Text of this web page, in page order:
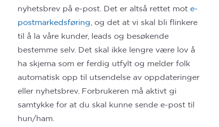
nyhetsbrev på e-post. Det er altså rettet mot e-
postmarkedsføring , og det at vi skal bli flinkere
til å la våre kunder, leads og besøkende
bestemme selv. Det skal ikke lengre være lov å
ha skjema som er ferdig utfylt og melder folk
automatisk opp til utsendelse av oppdateringer
eller nyhetsbrev. Forbrukeren må aktivt gi
samtykke for at du skal kunne sende e-post til
hun/ham.